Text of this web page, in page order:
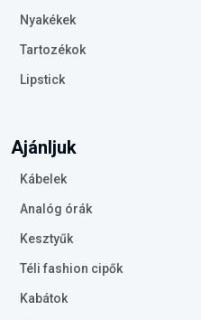
Nyakékek
Tartozékok
Lipstick
Ajánljuk
Kábelek
Analóg órák
Kesztyűk
Téli fashion cipők
Kabátok